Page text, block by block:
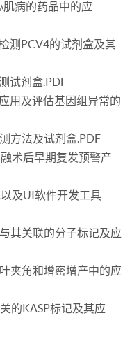
肌病的药品中的应
测PCV4的试剂盒及其
试剂盒.PDF
用及评估基因组异常的
方法及试剂盒.PDF
术后早期复发预警产
及UI软件开发工具
其关联的分子标记及应
夹角和增密增产中的应
的KASP标记及其应